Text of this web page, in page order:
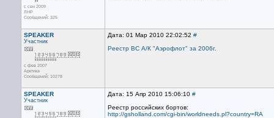
с сен 2009
ЛНР
Сообщений: 325
SPEAKER
Участник
с фев 2007
Арктика
Сообщений: 10278
Дата: 01 Мар 2010 22:02:52 #
Реестр ВС А/К "Аэрофлот" за 2006г.
SPEAKER
Участник
Дата: 15 Апр 2010 15:06:10 #
Реестр российских бортов:
http://gsholland.com/cgi-bin/worldneeds.pl?country=RA